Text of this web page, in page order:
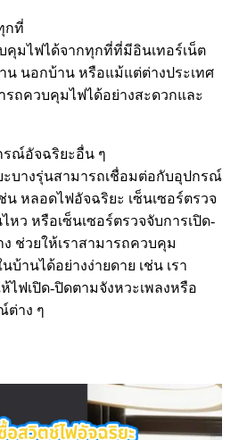
กที่
คุมไฟได้จากทุกที่ที่มีอินเทอร์เน็ต
น นอกบ้าน หรือแม้แต่ต่างประเทศ
รถควบคุมไฟได้อย่างสะดวกและ
รณ์อัจฉริยะอื่น ๆ
ะบางรุ่นสามารถเชื่อมต่อกับอุปกรณ์
น หลอดไฟอัจฉริยะ เซ็นเซอร์ตรวจ
หว หรือเซ็นเซอร์ตรวจจับการเปิด-
ช่วยให้เราสามารถควบคุม
บ้านได้อย่างง่ายดาย เช่น เรา
ไฟเปิด-ปิดตามจังหวะเพลงหรือ
ต่าง ๆ